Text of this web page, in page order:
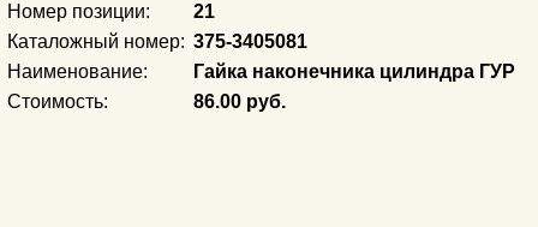
Номер позиции:
21
Каталожный номер: 375-3405081
Наименование:
Гайка наконечника цилиндра ГУР
Стоимость:
86.00 руб.